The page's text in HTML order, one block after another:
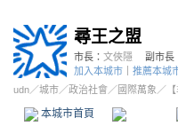
尋王之盟
市長： 文俠隱 副市長
加入本城市
推薦本城
udn／城市／政治社會 ／國際萬象 ／
本城市首頁